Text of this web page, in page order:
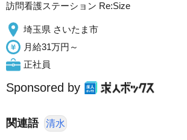
訪問看護ステーション Re:Size
埼玉県 さいたま市
月給31万円～
正社員
Sponsored by
関連語 清水